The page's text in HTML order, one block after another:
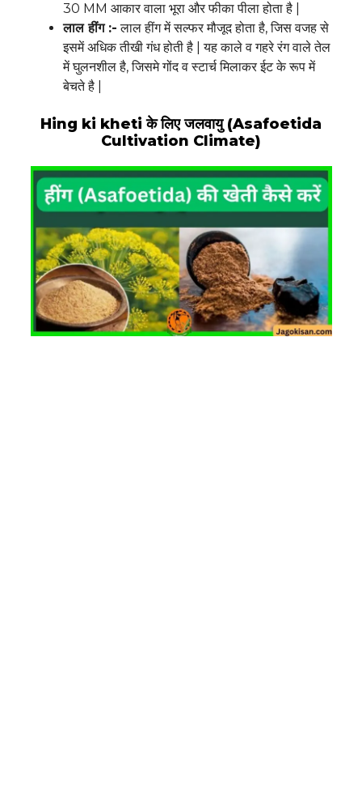
30 MM आकार वाला भूरा और फीका पीला होता है |
लाल हींग :- लाल हींग में सल्फर मौजूद होता है, जिस वजह से
इसमें अधिक तीखी गंध होती है | यह काले व गहरे रंग वाले तेल
में घुलनशील है, जिसमे गोंद व स्टार्च मिलाकर ईट के रूप में
बेचते है |
Hing ki kheti के लिए जलवायु (Asafoetida
Cultivation Climate)